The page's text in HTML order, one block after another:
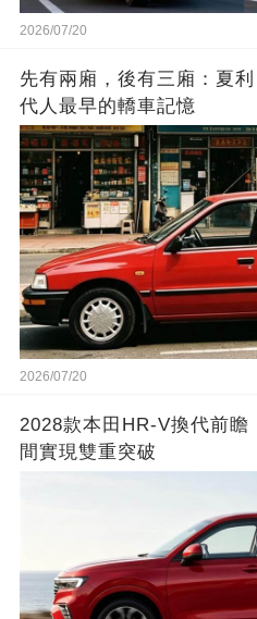
2026/07/20
先有兩廂，後有三廂：夏
代人最早的轎車記憶
2026/07/20
2028款本田HR-V換代前瞻
間實現雙重突破